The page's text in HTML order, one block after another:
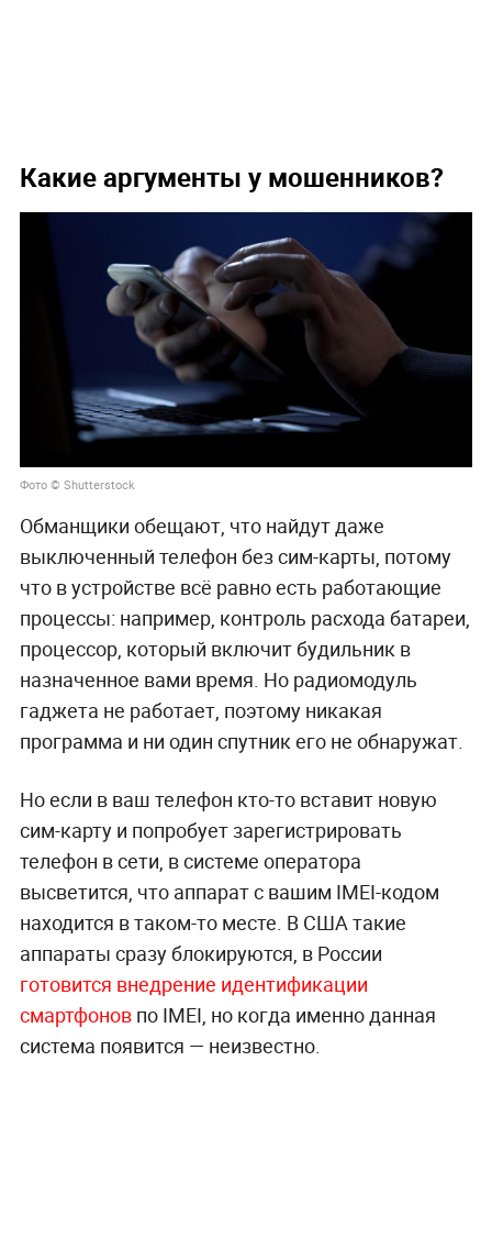
Какие аргументы у мошенников?
Фото © Shutterstock
Обманщики обещают, что найдут даже
выключенный телефон без сим-карты, потому
что в устройстве всё равно есть работающие
процессы: например, контроль расхода батареи,
процессор, который включит будильник в
назначенное вами время. Но радиомодуль
гаджета не работает, поэтому никакая
программа и ни один спутник его не обнаружат.
Но если в ваш телефон кто-то вставит новую
сим-карту и попробует зарегистрировать
телефон в сети, в системе оператора
высветится, что аппарат с вашим IMEI-кодом
находится в таком-то месте. В США такие
аппараты сразу блокируются, в России
готовится внедрение идентификации
смартфоновпо IMEI, но когда именно данная
система появится — неизвестно.